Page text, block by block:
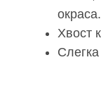
окраса.
Хвост